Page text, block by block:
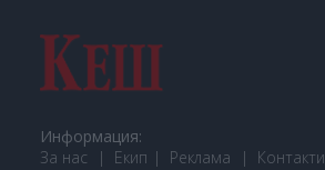
Информация:
За нас
Екип Реклама Контакти